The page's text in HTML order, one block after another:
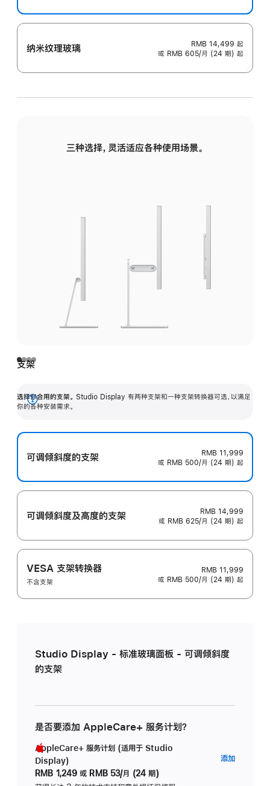
纳米纹理玻璃 RMB 14,499 起
或 RMB 605/月 (24 期) 起
三种选择，灵活适应各种使用场景。
支架
选择你合用的支架。 Studio Display 有两种支架和一种支架转换器可选，以满足
你的各种安装需求。
展
可调倾斜度的支架
RMB 11,999
或 RMB 500/月 (24 期) 起
可调倾斜度及高‍度的支‍架
RMB 14,999
或 RMB 625/月 (24 期) 起
VESA 支架转换器
不含支架
RMB 11,999
或 RMB 500/月 (24 期) 起
Studio Display - 标准玻璃面板 - 可调倾斜度
的支架
是否要添加 AppleCare+ 服务计划？
AppleCare+ 服务计划 (适用于 Studio
Display)
RMB 1,249 或 RMB 53/月 (24 期)
添加